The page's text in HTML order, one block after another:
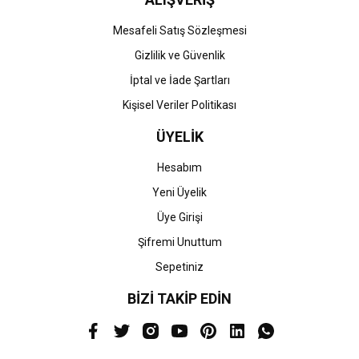
Mesafeli Satış Sözleşmesi
Gizlilik ve Güvenlik
İptal ve İade Şartları
Kişisel Veriler Politikası
ÜYELİK
Hesabım
Yeni Üyelik
Üye Girişi
Şifremi Unuttum
Sepetiniz
BİZİ TAKİP EDİN